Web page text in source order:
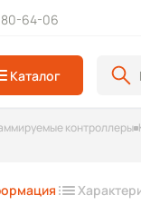
64-06
Каталог
контроллеры